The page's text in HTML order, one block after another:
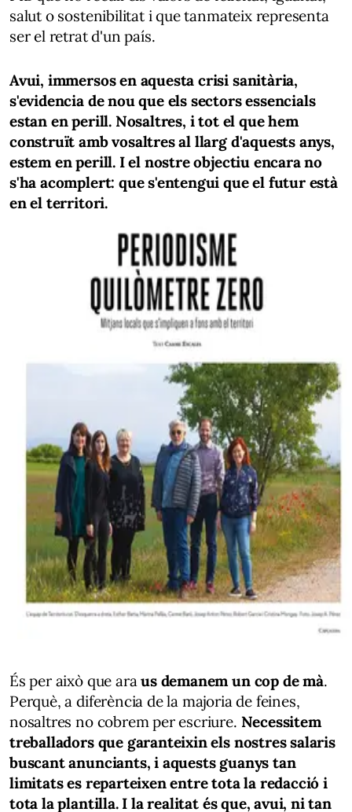
salut o sostenibilitat i que tanmateix representa
ser el retrat d'un país.
Avui, immersos en aquesta crisi sanitària,
s'evidencia de nou que els sectors essencials
estan en perill. Nosaltres, i tot el que hem
construït amb vosaltres al llarg d'aquests anys,
estem en perill. I el nostre objectiu encara no
s'ha acomplert: que s'entengui que el futur està
en el territori.
És per això que araus demanem un cop de mà.
Perquè, a diferència de la majoria de feines,
nosaltres no cobrem per escriure. Necessitem
treballadors que garanteixin els nostres salaris
buscant anunciants, i aquests guanys tan
limitats es reparteixen entre tota la redacció i
tota la plantilla. I la realitat és que, avui, ni tan